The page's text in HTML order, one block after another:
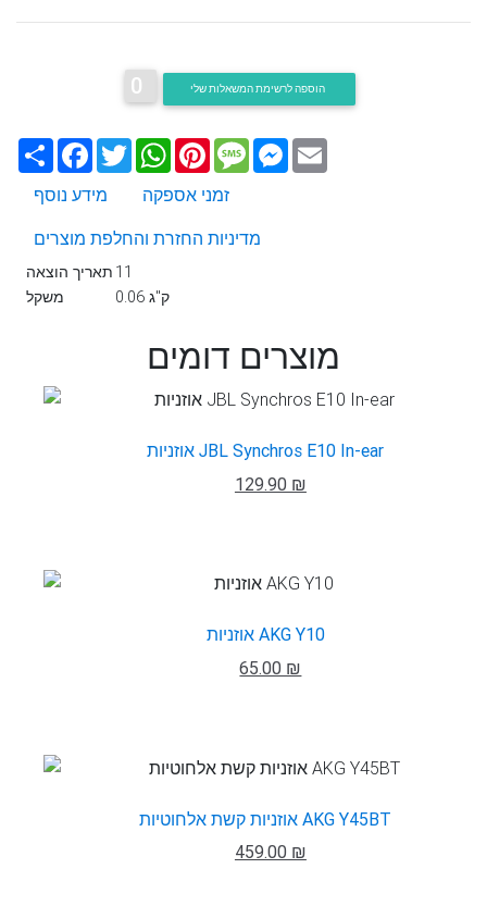
0
שתף Facebook
TwitterWhatsApp
PinterestMessageMessenger
מידע נוסף
זמני אספקה
מדיניות החזרת והחלפת מוצרים
תאריך הוצאה 11
משקל
0.06 ק"ג
מוצרים דומים
אוזניות JBL Synchros E10 In-ear
129.90 ₪
אוזניות AKG Y10
65.00 ₪
אוזניות קשת אלחוטיות AKG Y45BT
459.00 ₪